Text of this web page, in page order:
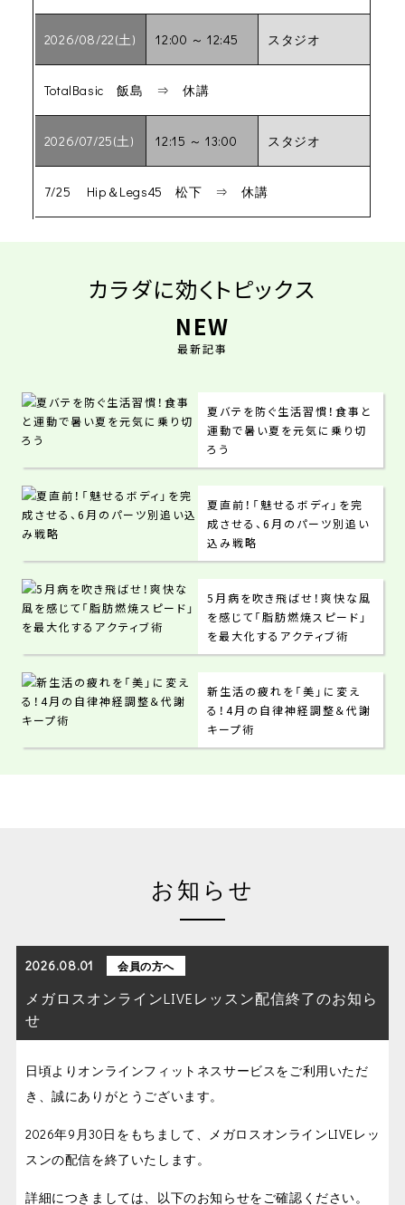
2026/08/22(土) 12:00 ～ 12:45 スタジオ
TotalBasic 飯島 ⇒ 休講
2026/07/25(土) 12:15 ～ 13:00 スタジオ
7/25 Hip＆Legs45 松下 ⇒ 休講
カラダに効くトピックス
NEW
最新記事
夏バテを防ぐ生活習慣！食事と
運動で暑い夏を元気に乗り切
ろう
夏直前！「魅せるボディ」を完
成させる、6月のパーツ別追い
込み戦略
5月病を吹き飛ばせ！爽快な風
を感じて「脂肪燃焼スピード」
を最大化するアクティブ術
新生活の疲れを「美」に変え
る！4月の自律神経調整＆代謝
キープ術
お知らせ
2026.08.01 会員の方へ
メガロスオンラインLIVEレッスン配信終了のお知ら
せ
日頃よりオンラインフィットネスサービスをご利用いただ
き、誠にありがとうございます。
2026年9月30日をもちまして、メガロスオンラインLIVEレッ
スンの配信を終了いたします。
詳細につきましては、以下のお知らせをご確認ください。